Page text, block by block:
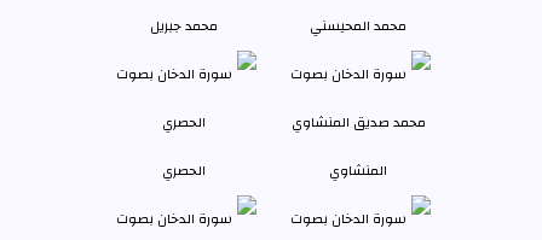
محمد المحيسني محمد جبريل
المنشاوي الحصري